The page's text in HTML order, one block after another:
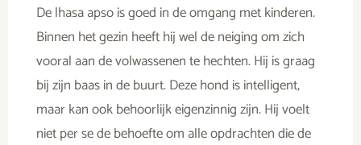
De lhasa apso is goed in de omgang met kinderen.
Binnen het gezin heeft hij wel de neiging om zich
vooral aan de volwassenen te hechten. Hij is graag
bij zijn baas in de buurt. Deze hond is intelligent,
maar kan ook behoorlijk eigenzinnig zijn. Hij voelt
niet per se de behoefte om alle opdrachten die de